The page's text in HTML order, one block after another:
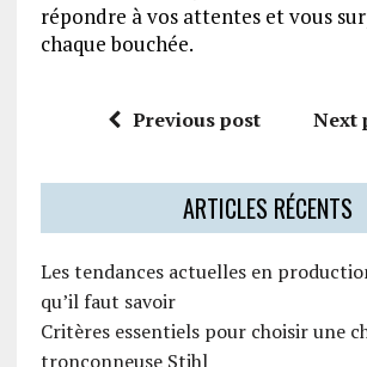
répondre à vos attentes et vous
chaque bouchée.
Previous post Next
ARTICLES RÉCENTS
Les tendances actuelles en
qu’il faut savoir
Critères essentiels pour choisir une
tronçonneuse Stihl